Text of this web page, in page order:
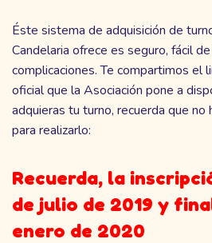
Éste sistema de adquisición de
Candelaria ofrece es seguro, fácil
complicaciones. Te compartimos el
oficial que la Asociación pone a
adquieras tu turno, recuerda que no
para realizarlo:
Recuerda, la
de julio de 2019 y
enero de 2020